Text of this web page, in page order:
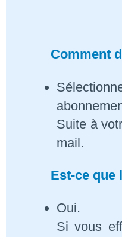
Comment
Suite à
mail.
Est-ce que
Oui.
Si vous